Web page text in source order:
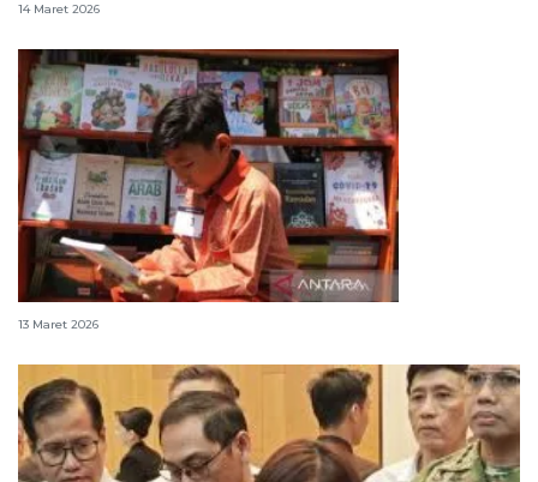
14 Maret 2026
PP Tunas dan Lebaran sehat buat anak
13 Maret 2026